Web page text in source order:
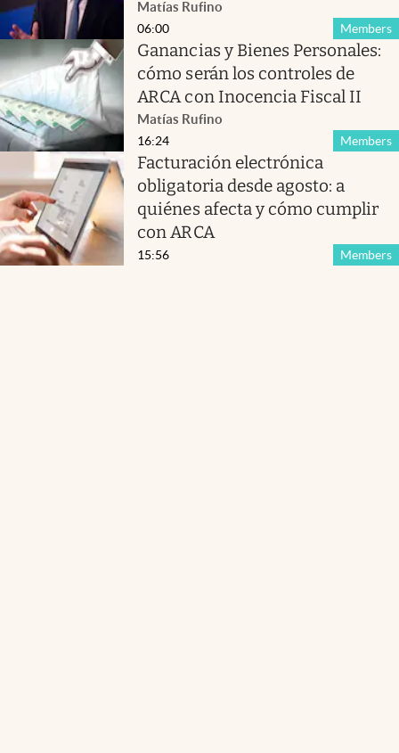
Matías Rufino
Members
06:00
Ganancias y Bienes Personales:
cómo serán los controles de
ARCA con Inocencia Fiscal II
Matías Rufino
Members
16:24
Facturación electrónica
obligatoria desde agosto: a
quiénes afecta y cómo cumplir
con ARCA
Members
15:56